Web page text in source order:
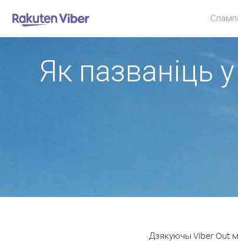
Як пазваніць
Дзякуючы Viber Out